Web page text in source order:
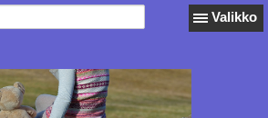
Valikko